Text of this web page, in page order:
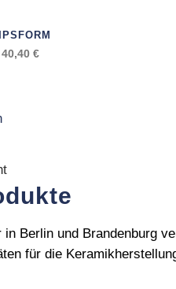
40,40 €
in Berlin und Brandenburg
für die